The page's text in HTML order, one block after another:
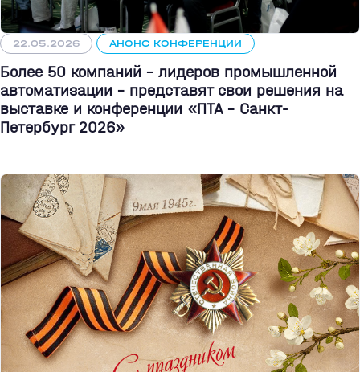
22.05.2026 АНОНС КОНФЕРЕНЦИИ
Более 50 компаний - лидеров промышленной
автоматизации - представят свои решения на
выставке и конференции «ПТА – Санкт-
Петербург 2026»